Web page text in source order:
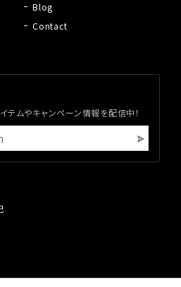
Blog
Contact
テムやキャンペーン情報を配信中！